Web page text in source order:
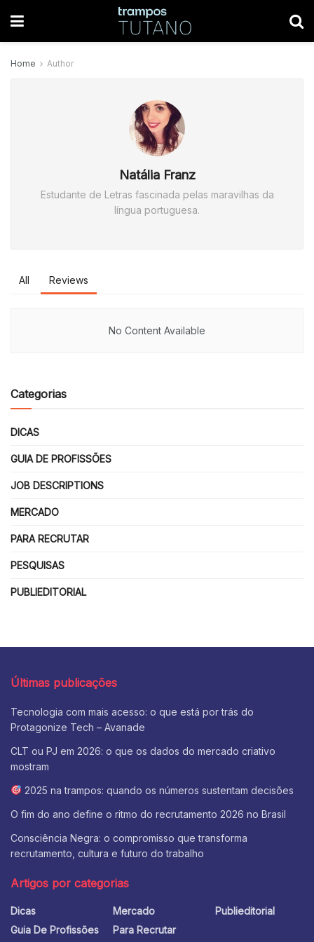
Home Author
Natália Franz
Estudante de Letras fascinada pelas maravilhas da
língua portuguesa.
All Reviews
No Content Available
Categorias
DICAS
GUIA DE PROFISSÕES
JOB DESCRIPTIONS
MERCADO
PARA RECRUTAR
PESQUISAS
PUBLIEDITORIAL
Últimas publicações
Tecnologia com mais acesso: o que está por trás do
Protagonize Tech – Avanade
CLT ou PJ em 2026: o que os dados do mercado criativo
mostram
2025 na trampos: quando os números sustentam decisões
O fim do ano define o ritmo do recrutamento 2026 no Brasil
Consciência Negra: o compromisso que transforma
recrutamento, cultura e futuro do trabalho
Artigos por categorias
Dicas
Guia De Profissões
Mercado
Para Recrutar
Publieditorial